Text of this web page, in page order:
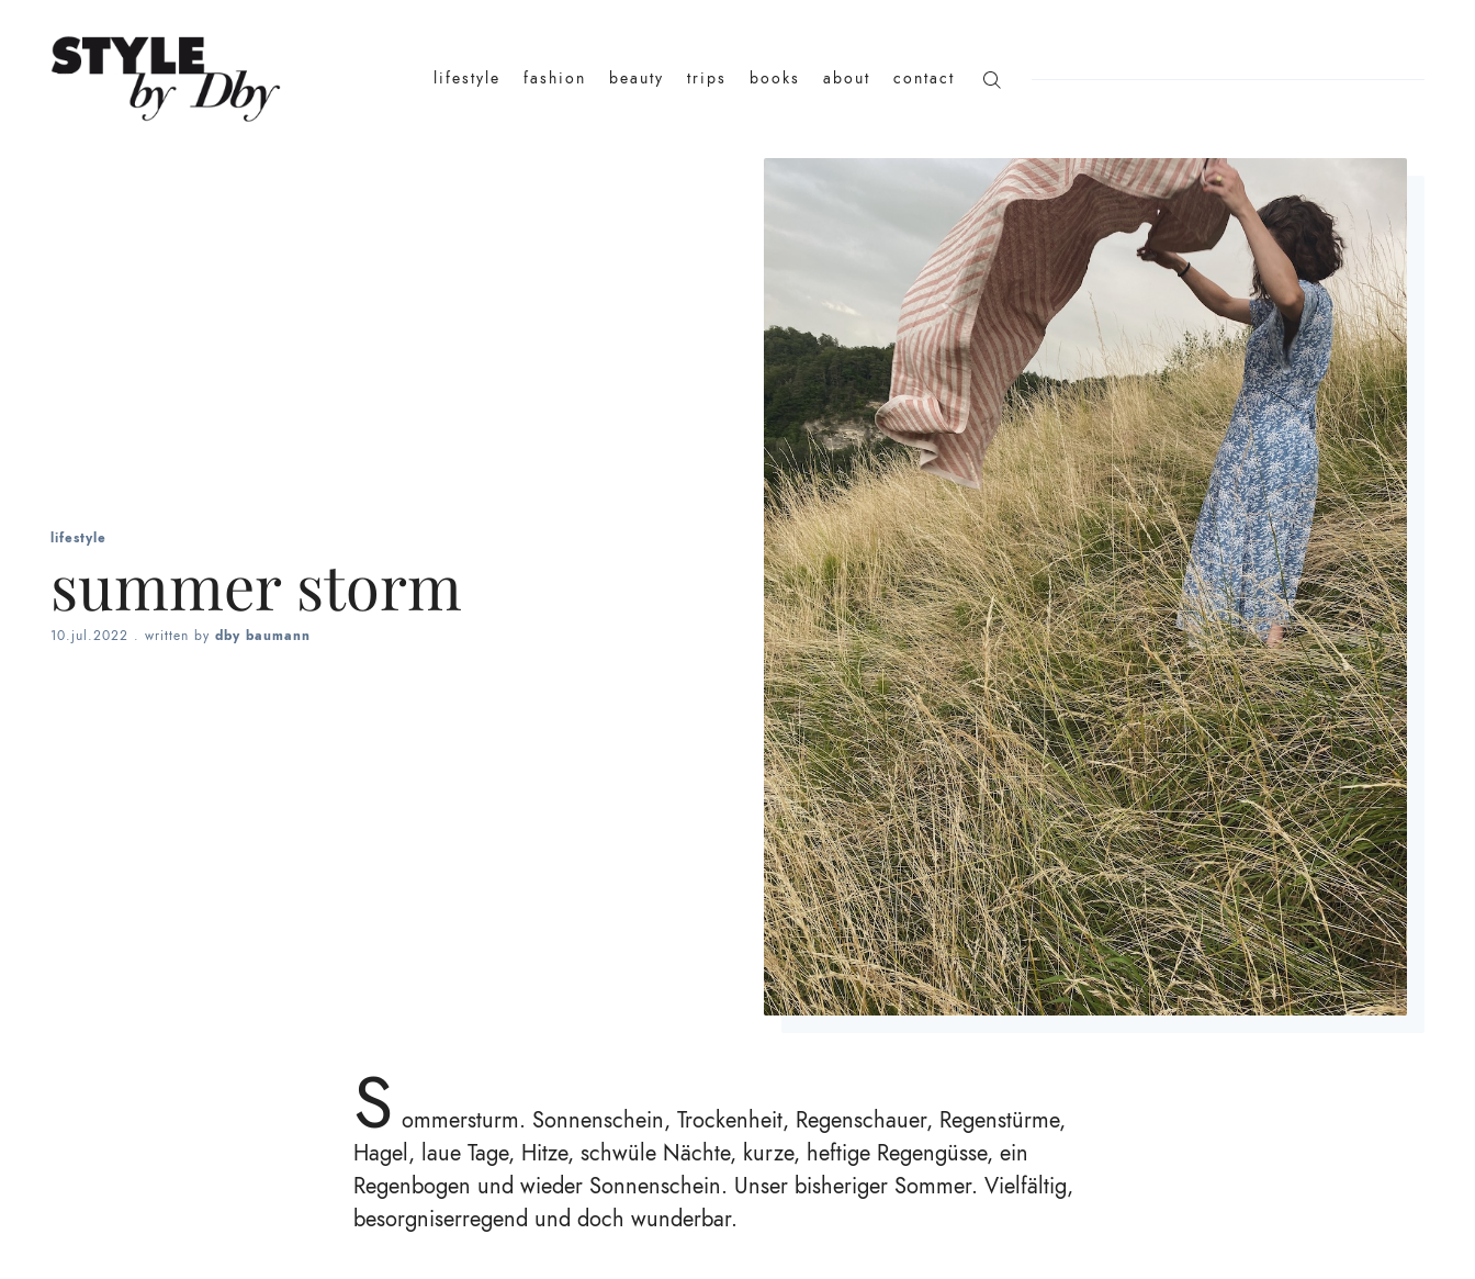
lifestyle fashion beauty trips books about contact
lifestyle
summer storm
10.jul.2022 . written by dby baumann
S ommersturm. Sonnenschein, Trockenheit, Regenschauer, Regenstürme,
Hagel, laue Tage, Hitze, schwüle Nächte, kurze, heftige Regengüsse, ein
Regenbogen und wieder Sonnenschein. Unser bisheriger Sommer. Vielfältig,
besorgniserregend und doch wunderbar.